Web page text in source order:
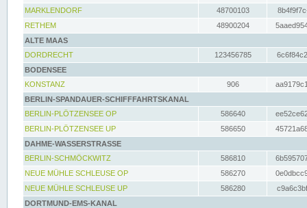
MARKLENDORF
48700103
RETHEM
48900204
ALTE MAAS
DORDRECHT
123456785
BODENSEE
KONSTANZ
906
BERLIN-SPANDAUER-SCHIFFFAHRTSKANAL
BERLIN-PLÖTZENSEE OP
586640
BERLIN-PLÖTZENSEE UP
586650
DAHME-WASSERSTRASSE
BERLIN-SCHMÖCKWITZ
586810
NEUE MÜHLE SCHLEUSE OP
586270
NEUE MÜHLE SCHLEUSE UP
586280
DORTMUND-EMS-KANAL